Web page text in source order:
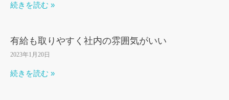
続きを読む »
有給も取りやすく社内の雰囲気がいい
2023年1月20日
続きを読む »